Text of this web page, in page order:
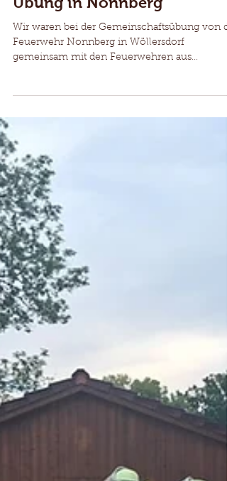
Übung in Nonnberg
gemeinsam mit den Feuerwehren aus
Brand einer Maschinenhalle mit starker
Rauchentwicklung und mehreren vermissten
Personen. Unsere Wehr war mit dem LF und 4
Personen für die Wasserversorgung mit
Pendelverkehr zuständig.